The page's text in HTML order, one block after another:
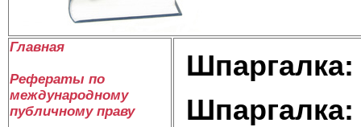
Главная
Рефераты по
международному
публичному праву